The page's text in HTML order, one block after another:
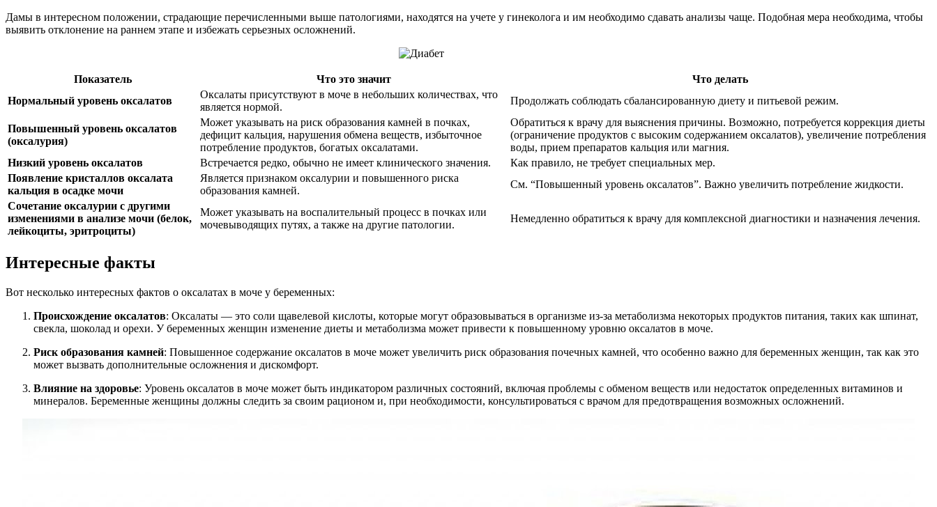
Дамы в интересном положении, страдающие перечисленными выше патологиями, находятся на учете у гинеколога и им необходимо сдавать анализы чаще. Подобная мера необходима, чтобы
выявить отклонение на раннем этапе и избежать серьезных осложнений.
Показатель Что это значит
Что делать
Нормальный уровень оксалатов
Оксалаты присутствуют в моче в небольших количествах, что
является нормой.
Продолжать соблюдать сбалансированную диету и питьевой режим.
Повышенный уровень оксалатов
(оксалурия)
Может указывать на риск образования камней в почках,
дефицит кальция, нарушения обмена веществ, избыточное
потребление продуктов, богатых оксалатами.
Обратиться к врачу для выяснения причины. Возможно, потребуется коррекция диеты
(ограничение продуктов с высоким содержанием оксалатов), увеличение потребления
воды, прием препаратов кальция или магния.
Низкий уровень оксалатов
Встречается редко, обычно не имеет клинического значения.
Как правило, не требует специальных мер.
Появление кристаллов оксалата
кальция в осадке мочи
Является признаком оксалурии и повышенного риска
образования камней.
См. “Повышенный уровень оксалатов”. Важно увеличить потребление жидкости.
Сочетание оксалурии с другими
изменениями в анализе мочи (белок,
лейкоциты, эритроциты)
Может указывать на воспалительный процесс в почках или
мочевыводящих путях, а также на другие патологии.
Немедленно обратиться к врачу для комплексной диагностики и назначения лечения.
Интересные факты
Вот несколько интересных фактов о оксалатах в моче у беременных:
Происхождение оксалатов: Оксалаты — это соли щавелевой кислоты, которые могут образовываться в организме из-за метаболизма некоторых продуктов питания, таких как шпинат,
свекла, шоколад и орехи. У беременных женщин изменение диеты и метаболизма может привести к повышенному уровню оксалатов в моче.
Риск образования камней: Повышенное содержание оксалатов в моче может увеличить риск образования почечных камней, что особенно важно для беременных женщин, так как это
может вызвать дополнительные осложнения и дискомфорт.
Влияние на здоровье: Уровень оксалатов в моче может быть индикатором различных состояний, включая проблемы с обменом веществ или недостаток определенных витаминов и
минералов. Беременные женщины должны следить за своим рационом и, при необходимости, консультироваться с врачом для предотвращения возможных осложнений.